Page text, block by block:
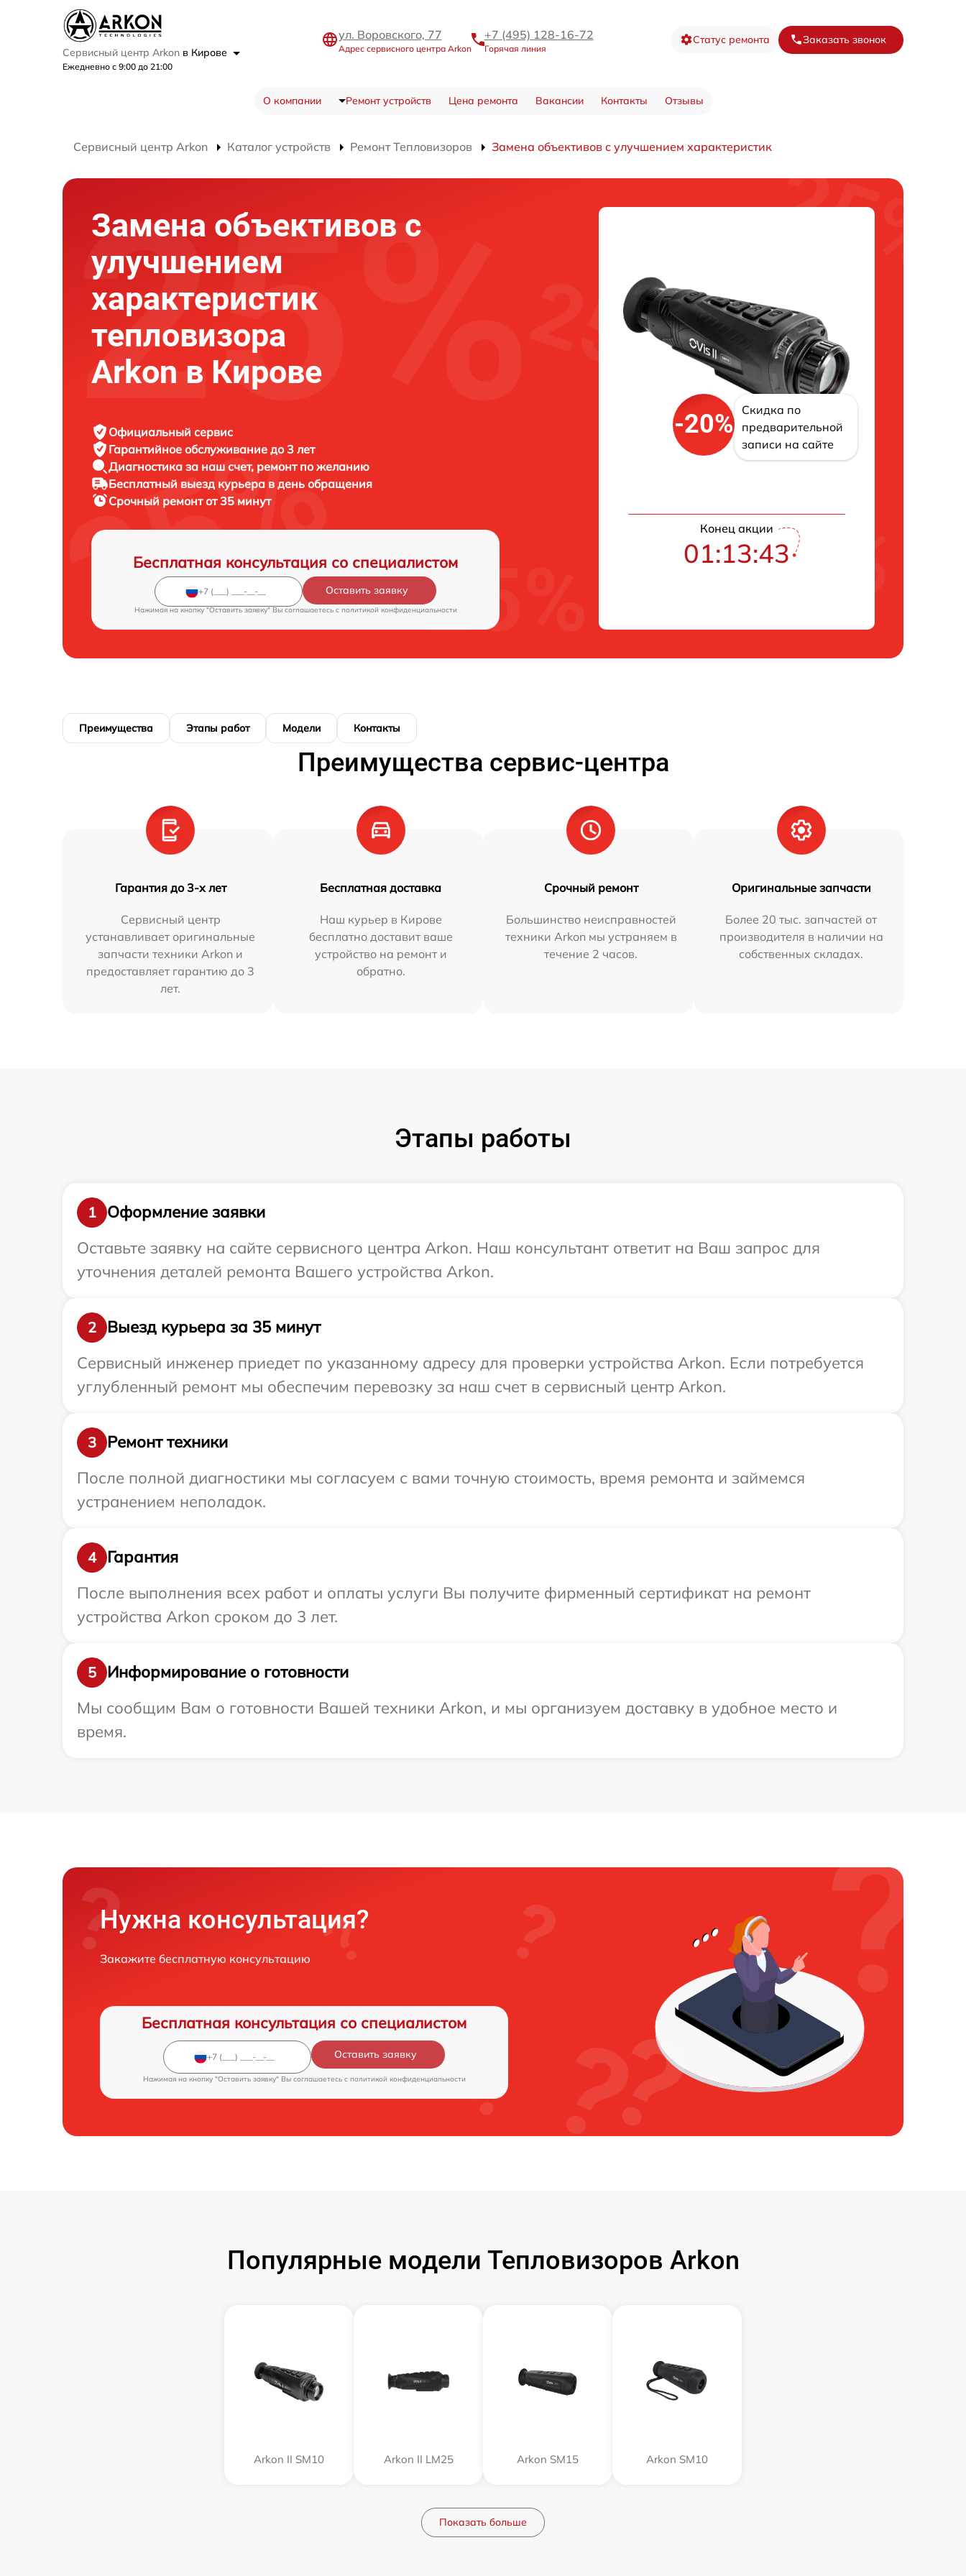
Сервисный центр Arkon в Кирове
Ежедневно с 9:00 до 21:00
ул. Воровского, 77
Адрес сервисного центра Arkon
+7 (495) 128-16-72
Горячая линия
Статус ремонта Заказать звонок
О компании Ремонт устройств Цена ремонта Вакансии Контакты Отзывы
Сервисный центр Arkon Каталог устройств Ремонт Тепловизоров Замена объективов с улучшением характеристик
Замена объективов с
улучшением
характеристик
тепловизора
Arkon в Кирове
Официальный сервис
Гарантийное обслуживание до 3 лет
Диагностика за наш счет, ремонт по желанию
Бесплатный выезд курьера в день обращения
Срочный ремонтот 35 минут
Бесплатная консультация со специалистом
Оставить заявку
Нажимая на кнопку "Оставить заявку" Вы соглашаетесь c политикой конфиденциальности
-20%
Скидка по
предварительной
записи на сайте
Конец акции
01:13:42
Преимущества Этапы работ Модели Контакты
Преимущества сервис-центра
Гарантия до 3-х лет
Сервисный центр
устанавливает оригинальные
запчасти техники Arkon и
предоставляет гарантию до 3
лет.
Бесплатная доставка
Наш курьер в Кирове
бесплатно доставит ваше
устройство на ремонт и
обратно.
Срочный ремонт
Большинство неисправностей
техники Arkon мы устраняем в
течение 2 часов.
Оригинальные запчасти
Более 20 тыс. запчастей от
производителя в наличии на
собственных складах.
Этапы работы
1
Оформление заявки
Оставьте заявку на сайте сервисного центра Arkon. Наш консультант ответит на Ваш запрос для
уточнения деталей ремонта Вашего устройства Arkon.
2
Выезд курьера за 35 минут
Сервисный инженер приедет по указанному адресу для проверки устройства Arkon. Если потребуется
углубленный ремонт мы обеспечим перевозку за наш счет в сервисный центр Arkon.
3
Ремонт техники
После полной диагностики мы согласуем с вами точную стоимость, время ремонта и займемся
устранением неполадок.
4
Гарантия
После выполнения всех работ и оплаты услуги Вы получите фирменный сертификат на ремонт
устройства Arkon сроком до 3 лет.
5
Информирование о готовности
Мы сообщим Вам о готовности Вашей техники Arkon, и мы организуем доставку в удобное место и
время.
Нужна консультация?
Закажите бесплатную консультацию
Бесплатная консультация со специалистом
Оставить заявку
Нажимая на кнопку "Оставить заявку" Вы соглашаетесь c политикой конфиденциальности
Популярные модели Тепловизоров Arkon
Arkon II SM10 Arkon II LM25 Arkon SM15 Arkon SM10
Показать больше